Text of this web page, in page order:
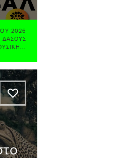
2026
ΔΆΣΟΥΣ
A